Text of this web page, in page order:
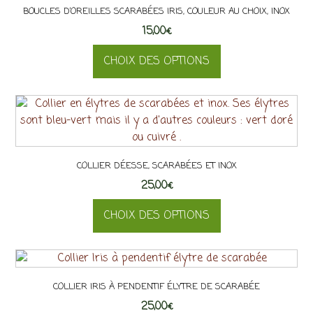
du
produit
variations.
Les
options
peuvent
être
choisies
sur
la
page
du
produit
BOUCLES D’OREILLES SCARABÉES IRIS, COULEUR AU CHOIX, INOX
15,00€
CHOIX DES OPTIONS
produit
a
plusieurs
Les
options
peuvent
être
choisies
sur
la
page
du
COLLIER DÉESSE, SCARABÉES ET INOX
25,00€
CHOIX DES OPTIONS
produit
plusieurs
variations.
COLLIER IRIS À PENDENTIF ÉLYTRE DE SCARABÉE
25,00€